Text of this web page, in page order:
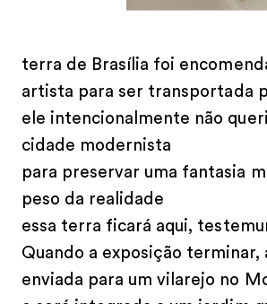
terra de Brasília foi
artista para ser transportada
ele intencionalmente não
cidade modernista
para preservar uma fantasia
peso da realidade
essa terra ficará aqui,
Quando a exposição terminar,
enviada para um vilarejo no